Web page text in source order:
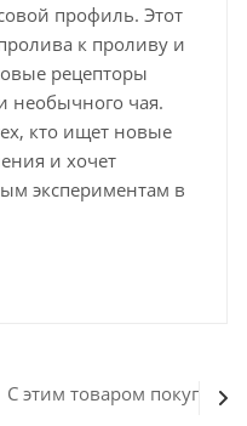
профиль. Этот
к проливу и
рецепторы
необычного чая.
кто ищет новые
и хочет
экспериментам в
С этим товаром покупают